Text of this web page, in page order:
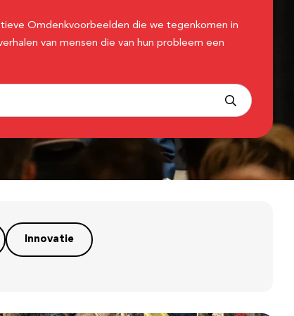
Omdenkvoorbeelden die we tegenkomen in
van mensen die van hun probleem een
Innovatie